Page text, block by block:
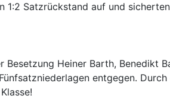
1:2 Satzrückstand auf und
Heiner Barth, Benedikt
entgegen.